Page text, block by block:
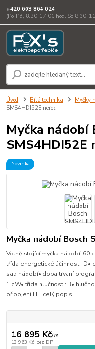
+420 603 864 024
(Po-Pá, 8.30-17.00 hod. So 8.30-
Úvod Bílá technika Myčky
SMS4HDI52E nerez
Myčka nádobí
SMS4HDI52E
Novinka
Myčka nádobí Bosch
Volně stojící myčka nádobí, 60
třída energetické účinnosti: D•
sad nádobí• doba trvání
1 pW• třída hlučnosti: B•
připojení H... celý popis
16 895 Kč/ks
13 963 Kč bez DPH